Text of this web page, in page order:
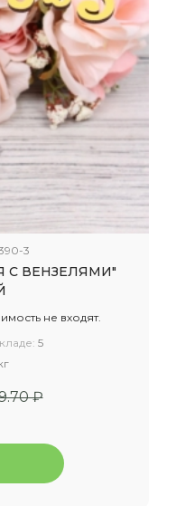
3
С ВЕНЗЕЛЯМИ"
не входят.
5
₽